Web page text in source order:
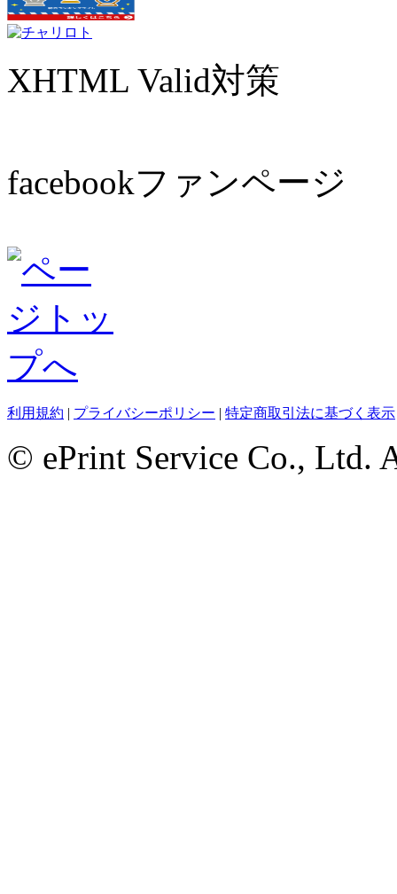
XHTML Valid対策
facebookファンページ
利用規約 | プライバシーポリシー | 特定商取引法に基づく表示
© ePrint Service Co., Ltd.